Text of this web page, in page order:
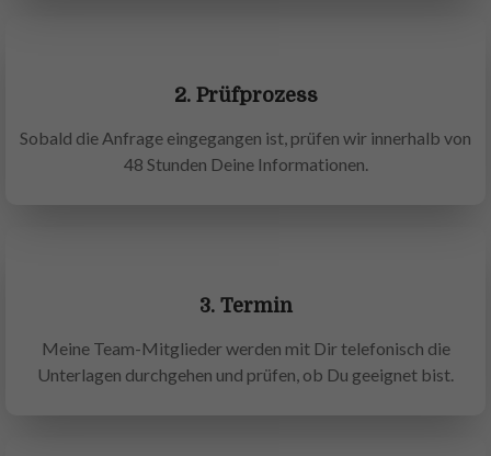
2. Prüfprozess
Sobald die Anfrage eingegangen ist, prüfen wir innerhalb von
48 Stunden Deine Informationen.
3. Termin
Meine Team-Mitglieder werden mit Dir telefonisch die
Unterlagen durchgehen und prüfen, ob Du geeignet bist.